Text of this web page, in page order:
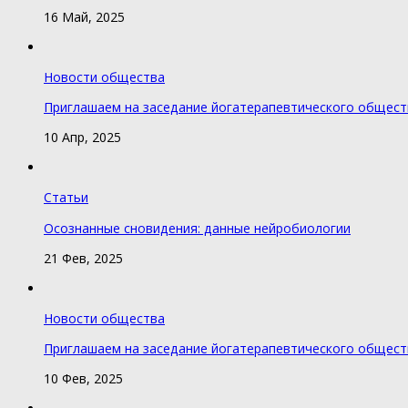
16 Май, 2025
Новости общества
Приглашаем на заседание йогатерапевтического
10 Апр, 2025
Статьи
Осознанные сновидения: данные нейробиологии
21 Фев, 2025
Новости общества
Приглашаем на заседание йогатерапевтического
10 Фев, 2025